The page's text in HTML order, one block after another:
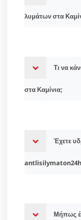
λυμάτων στα
Τι να
στα Καμίνια;
Έχετε
Μήπως